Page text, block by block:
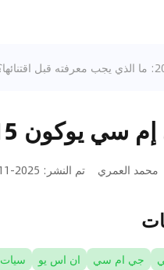
2015: ما الذي يجب معرفته قبل اقتنائها؟
محمد العمري تم النشر :
2025-11-05
جي ام سي ان اس يو سيات